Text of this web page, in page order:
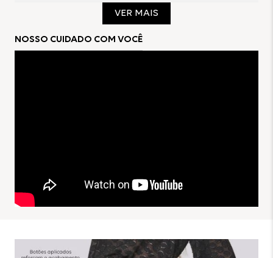
95%Poliéster 05%Elastano
VER MAIS
NOSSO CUIDADO COM VOCÊ